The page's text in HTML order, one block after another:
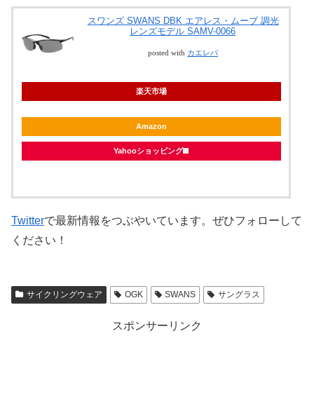
スワンズ SWANS DBK エアレス・ムーブ 調光
レンズモデル SAMV-0066
posted with カエレバ
楽天市場
Amazon
Yahooショッピング
Twitterで最新情報をつぶやいています。ぜひフォローして
ください！
サイクリングウェア OGK SWANS サングラス
スポンサーリンク